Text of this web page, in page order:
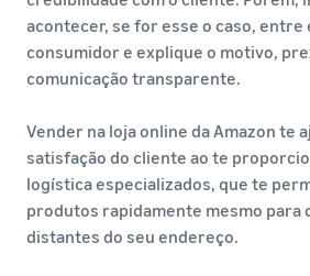
acontecer, se for esse o caso, entre
consumidor e explique o motivo,
comunicação transparente.
Vender na loja online da Amazon te
satisfação do cliente ao te
logística especializados, que te
produtos rapidamente mesmo para
distantes do seu endereço.